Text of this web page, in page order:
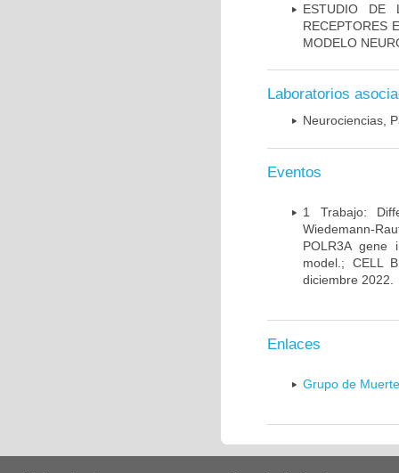
ESTUDIO DE
RECEPTORES
MODELO
Laboratorios
Neurociencias,
Eventos
1 Trabajo:
Wiedemann-
POLR3A gene
model.; CELL
diciembre 2022.
Enlaces
Grupo de